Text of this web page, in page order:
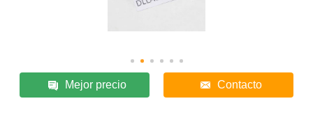
Mejor precio Contacto